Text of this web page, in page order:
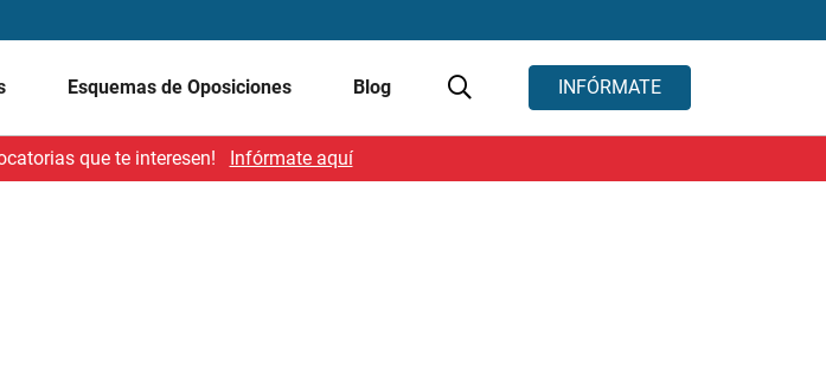
Esquemas de Oposiciones Blog INFÓRMATE
que te interesen! Infórmate aquí